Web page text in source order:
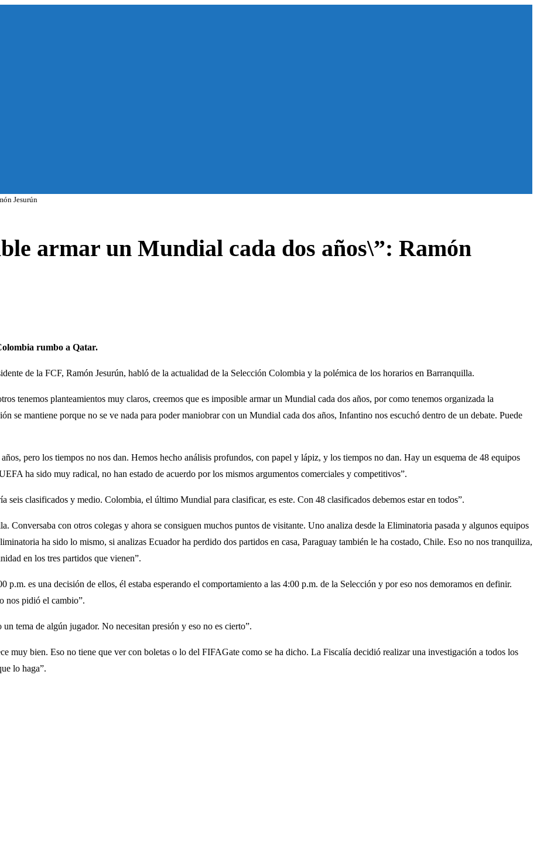
Jesurún
armar un Mundial cada dos años\”: Ramón
rumbo a Qatar.
de la FCF, Ramón Jesurún, habló de la actualidad de la Selección Colombia y la polémica de los horarios en Barranquilla.
tenemos planteamientos muy claros, creemos que es imposible armar un Mundial cada dos años, por como tenemos organizada la
mantiene porque no se ve nada para poder maniobrar con un Mundial cada dos años, Infantino nos escuchó dentro de un debate. Puede
pero los tiempos no nos dan. Hemos hecho análisis profundos, con papel y lápiz, y los tiempos no dan. Hay un esquema de 48 equipos
ha sido muy radical, no han estado de acuerdo por los mismos argumentos comerciales y competitivos”.
seis clasificados y medio. Colombia, el último Mundial para clasificar, es este. Con 48 clasificados debemos estar en todos”.
Conversaba con otros colegas y ahora se consiguen muchos puntos de visitante. Uno analiza desde la Eliminatoria pasada y algunos equipos
ha sido lo mismo, si analizas Ecuador ha perdido dos partidos en casa, Paraguay también le ha costado, Chile. Eso no nos tranquiliza,
en los tres partidos que vienen”.
p.m. es una decisión de ellos, él estaba esperando el comportamiento a las 4:00 p.m. de la Selección y por eso nos demoramos en definir.
nos pidió el cambio”.
tema de algún jugador. No necesitan presión y eso no es cierto”.
muy bien. Eso no tiene que ver con boletas o lo del FIFAGate como se ha dicho. La Fiscalía decidió realizar una investigación a todos los
lo haga”.